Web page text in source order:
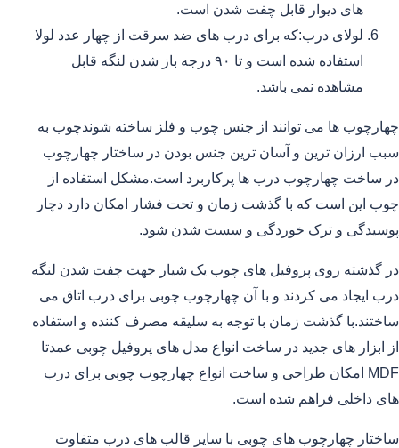
های دیوار قابل چفت شدن است.
لولای درب:که برای درب های ضد سرقت از چهار عدد لولا
استفاده شده است و تا ۹۰ درجه باز شدن لنگه قابل
مشاهده نمی باشد.
چهارچوب ها می توانند از جنس چوب و فلز ساخته شوندچوب به
سبب ارزان ترین و آسان ترین جنس بودن در ساختار چهارچوب
در ساخت چهارچوب درب ها پرکاربرد است.مشکل استفاده از
چوب این است که با گذشت زمان و تحت فشار امکان دارد دچار
پوسیدگی و ترک خوردگی و سست شدن شود.
در گذشته روی پروفیل های چوب یک شیار جهت چفت شدن لنگه
درب ایجاد می کردند و با آن چهارچوب چوبی برای درب اتاق می
ساختند.با گذشت زمان با توجه به سلیقه مصرف کننده و استفاده
از ابزار های جدید در ساخت انواع مدل های پروفیل چوبی عمدتا
MDF امکان طراحی و ساخت انواع چهارچوب چوبی برای درب
های داخلی فراهم شده است.
ساختار چهارچوب های چوبی با سایر قالب های درب متفاوت